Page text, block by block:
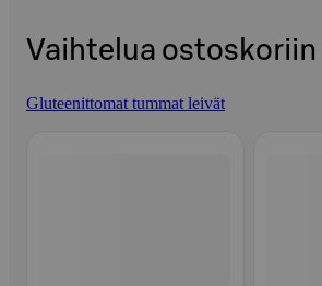
Vaihtelua ostoskoriin
Gluteenittomat tummat leivät